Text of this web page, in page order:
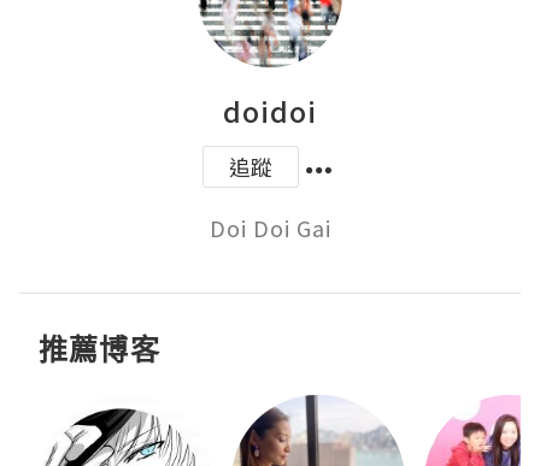
doidoi
追蹤
Doi Doi Gai
推薦博客